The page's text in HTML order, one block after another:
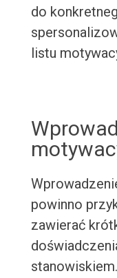
do
listu
powinno
zawierać